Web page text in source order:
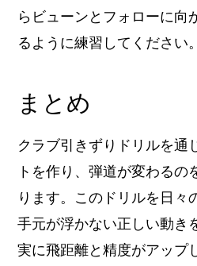
らビューンとフォローに向
るように練習してください。
まとめ
クラブ引きずりドリルを通
トを作り、弾道が変わるの
ります。このドリルを日々
手元が浮かない正しい動き
実に飛距離と精度がアップ